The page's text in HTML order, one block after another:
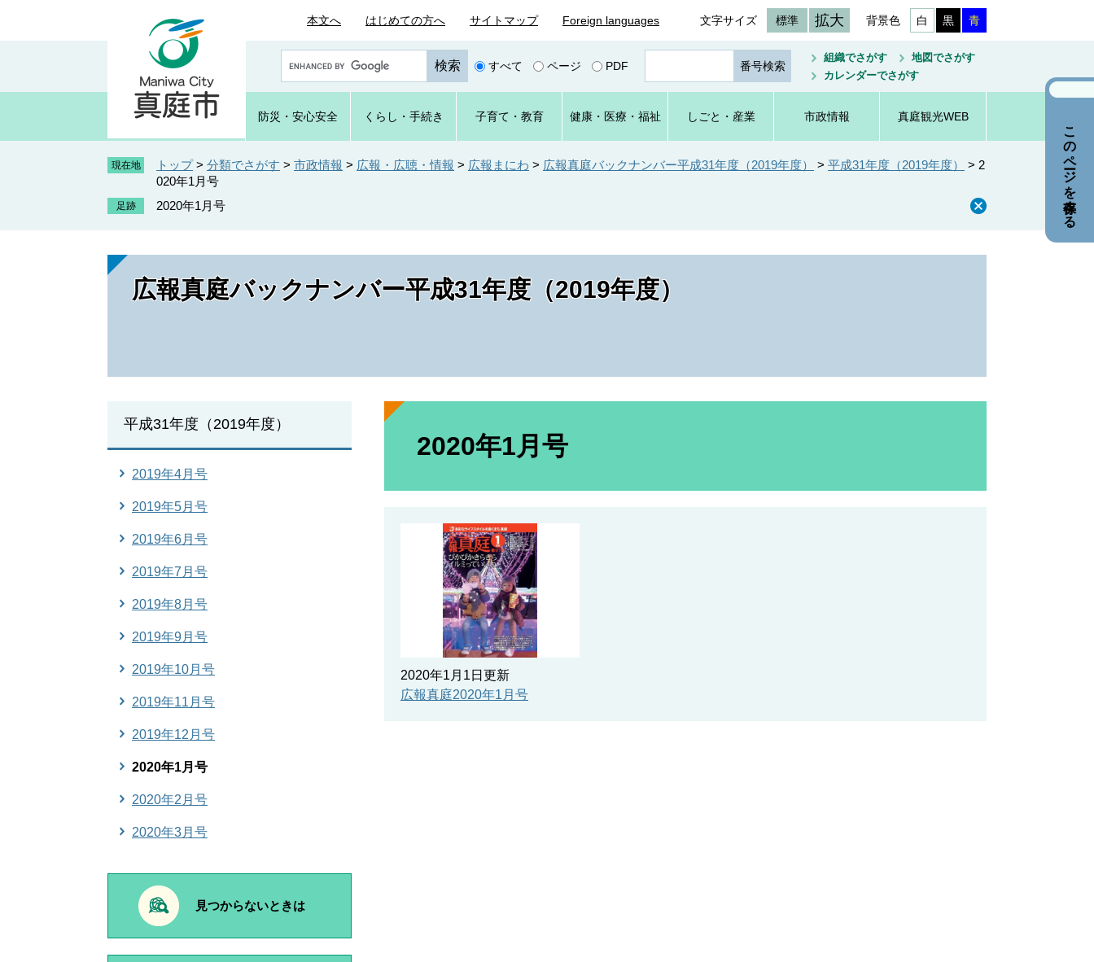
本文へ はじめての方へ サイトマップ Foreign languages 文字サイズ 標準 拡大 背景色 白 黒 青
o
e
カ
すべて ページ PDF
ジ
番
号
を
入
組織でさがす
地図でさがす
カレンダーでさがす
防災・ 安心安全 くらし ・手続き 子育て ・教育 健康・ 医療・ 福祉 しごと ・産業 市政情報 真庭観光WEB
現在地 トップ > 分類でさがす > 市政情報 > 広報・広聴・情報 > 広報まにわ > 広報真庭バックナンバー平成31年度（2019年度） > 平成31年度（2019年度） > 2
020年1月号
2020年1月号
広報真庭バックナンバー平成31年度（2019年度）
本
2020年1月号
2020年1月1日更新
広報真庭2020年1月号
平成31年度（2019年度）
2019年4月号
2019年5月号
2019年6月号
2019年7月号
2019年8月号
2019年9月号
2019年10月号
2019年11月号
2019年12月号
2020年1月号
2020年2月号
2020年3月号
見つからないときは
このページを保存する